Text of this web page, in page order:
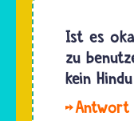
wie jetzt
hat es
schon
lange
Ist es
zu
kein